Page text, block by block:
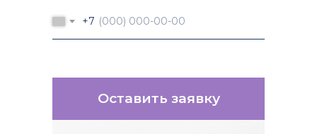
+7
Оставить заявку